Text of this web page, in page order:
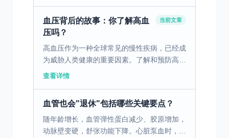
血压背后的故事：你了解高血
压吗？
当前文章
高血压作为一种全球常见的慢性疾病，已经成
为威胁人类健康的重要因素。了解和预防高血
压，对于提升生活质量至关重要。 一、高血
查看详情
血管也会"退休"包括哪些关键要点？
随年龄增长，血管弹性蛋白减少、胶原增加，
动脉壁变硬，舒张功能下降。心脏泵血时，失